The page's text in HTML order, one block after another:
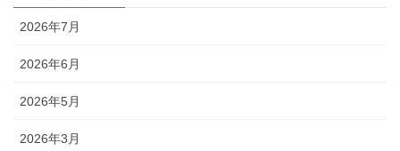
2026年7月
2026年6月
2026年5月
2026年3月